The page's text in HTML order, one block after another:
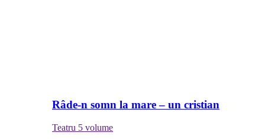
Râde-n somn la mare – un cristian
Teatru 5 volume